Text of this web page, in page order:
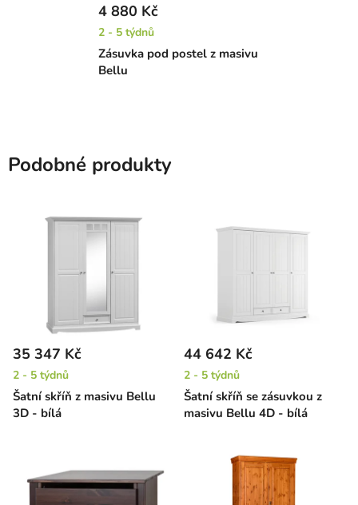
Zásuvka pod postel z masivu
Bellu
4 880 Kč
2 - 5 týdnů
Podobné produkty
Šatní skříň z masivu Bellu
3D - bílá
35 347 Kč
2 - 5 týdnů
Šatní skříň se zásuvkou z
masivu Bellu 4D - bílá
44 642 Kč
2 - 5 týdnů